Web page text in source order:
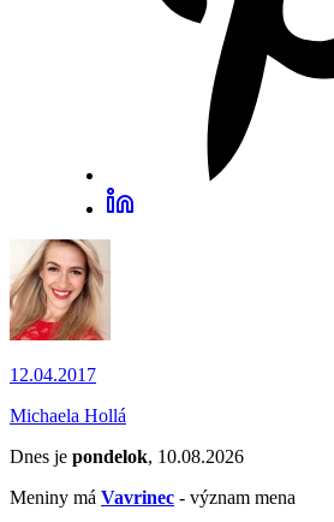
12.04.2017
Michaela Hollá
Dnes je pondelok, 10.08.2026
Meniny má Vavrinec - význam mena